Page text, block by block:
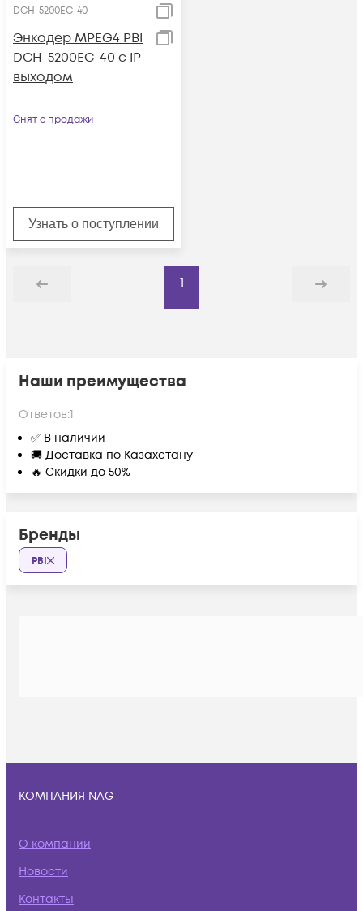
DCH-5200EC-40
Энкодер MPEG4 PBI
DCH-5200EC-40 с IP
выходом
Снят с продажи
Узнать о поступлении
Назад
1
Дальше
Наши преимущества
Ответов:1
✅ В наличии
🚚 Доставка по Казахстану
🔥 Скидки до 50%
Бренды
PBI
КОМПАНИЯ NAG
О компании
Новости
Контакты